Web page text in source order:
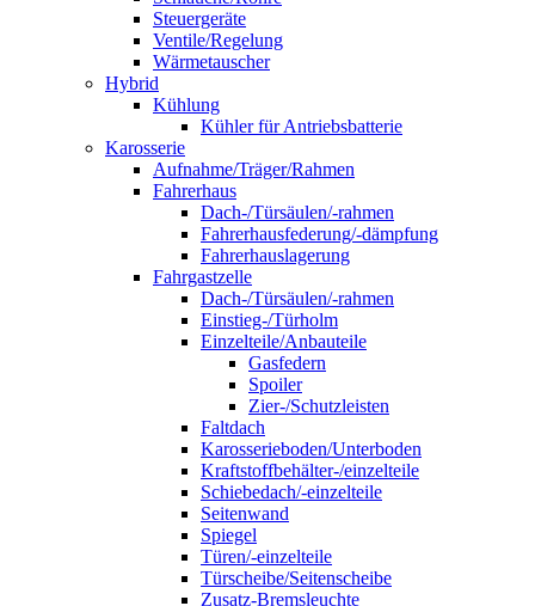
Steuergeräte
Ventile/Regelung
Wärmetauscher
Hybrid
Kühlung
Kühler für Antriebsbatterie
Karosserie
Aufnahme/Träger/Rahmen
Fahrerhaus
Dach-/Türsäulen/-rahmen
Fahrerhausfederung/-dämpfung
Fahrerhauslagerung
Fahrgastzelle
Dach-/Türsäulen/-rahmen
Einstieg-/Türholm
Einzelteile/Anbauteile
Gasfedern
Spoiler
Zier-/Schutzleisten
Faltdach
Karosserieboden/Unterboden
Kraftstoffbehälter-/einzelteile
Schiebedach/-einzelteile
Seitenwand
Spiegel
Türen/-einzelteile
Türscheibe/Seitenscheibe
Zusatz-Bremsleuchte